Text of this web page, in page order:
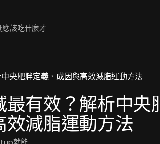
該吃什麼才
最有效？解析中央
減脂運動方法
就能